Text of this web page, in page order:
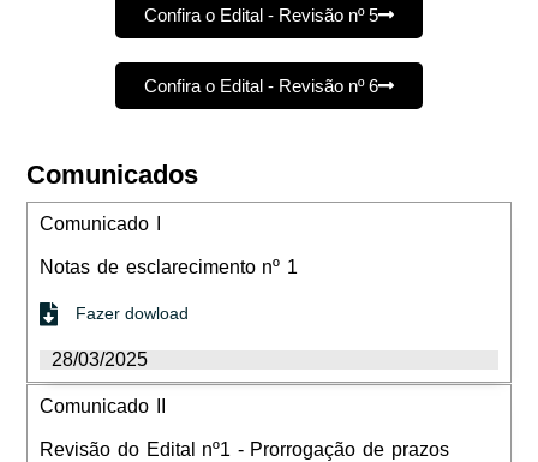
Confira o Edital - Revisão nº 5
Confira o Edital - Revisão nº 6
Comunicados
Comunicado I
Notas de esclarecimento nº 1
Fazer dowload
28/03/2025
Comunicado II
Revisão do Edital nº1 - Prorrogação de prazos